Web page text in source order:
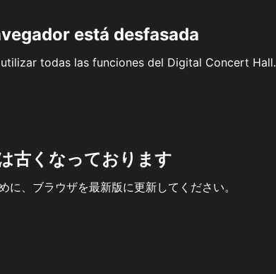
está desfasada
todas las funciones del Digital Concert Hall.
古くなっております
、ブラウザを最新版に更新してください。